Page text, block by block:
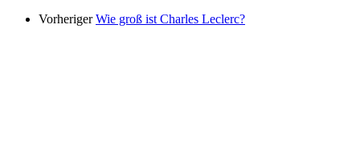
Vorheriger Wie groß ist Charles Leclerc?